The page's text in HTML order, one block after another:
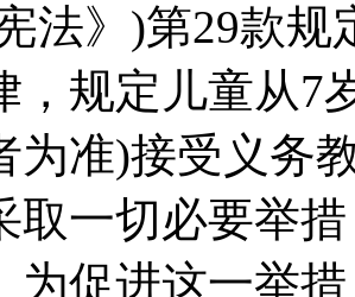
法》)第29款规
，规定儿童从7
为准)接受义务
取一切必要举
为促进这一举